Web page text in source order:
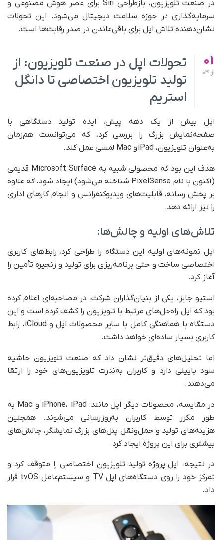
در صنعت تلویزیون، بازطراحی Siri برای عصر هوش مصنوعی و
سرمایه‌گذاری در حوزه سلامت دیجیتال می‌شود. این تحولات
نشان‌دهنده تلاش اپل برای باقی‌ماندن در صدر رقابت‌ها است.
01
از
تحولات اپل در صنعت تلویزیون: از
تولید تلویزیون اختصاصی تا دانگل
استریم
اپل بیش از یک دهه پیش، ایده تولید دستگاهی با
صفحه‌نمایش بزرگ را بررسی کرد، که می‌توانست هم‌زمان
به‌عنوان تلویزیون، iPad و Mac لمسی عمل کند.
هدف این بود که محصولی شبیه به Microsoft Surface قدیمی
(اکنون با نام PixelSense شناخته می‌شود) ایجاد شود، که علاوه
بر پخش رسانه، قابلیت‌های ویدیوکنفرانس و انجام کارهای اداری
را نیز ارائه دهد.
تلاش‌های اولیه و چالش‌ها:
اپل نمونه‌های اولیه این دستگاه را طراحی کرد، رابط‌های کاربری
اختصاصی ساخت و حتی برنامه‌ریزی برای تولید و زنجیره تأمین را
آغاز کرد.
استیو جابز، یکی از بنیان‌گذاران شرکت، در مصاحبه‌ای اعلام کرده
بود که اپل راه‌حل‌های مرتبط با تلویزیون را کشف کرده است و این
دستگاه با هماهنگی کامل با سایر محصولات اپل و iCloud، رابط
کاربری بسیار ساده‌ای خواهد داشت.
اما تحلیل‌های دقیق‌تر نشان داد که صنعت تلویزیون حاشیه
سود پایینی دارد و کاربران به‌ندرت تلویزیون‌های خود را ارتقا
می‌دهند.
در مقایسه، محصولات دیگر اپل مانند: iPhone، iPad و Mac به‌
طور مکرر توسط کاربران به‌روزرسانی می‌شوند. همچنین
هزینه‌های تولید و حمل‌ونقل پنل‌های بزرگ نمایشگر، چالش‌های
بیشتری برای این پروژه ایجاد کرد.
در نتیجه، اپل پروژه تولید تلویزیون اختصاصی را متوقف کرد و
تمرکز خود را روی دستگاه‌های اپل TV و سیستم‌عامل tvOS قرار
داد.